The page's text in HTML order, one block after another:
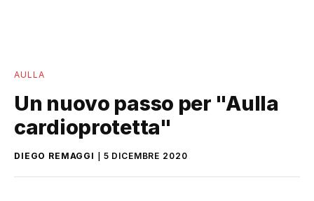
AULLA
Un nuovo passo per "Aulla
cardioprotetta"
DIEGO REMAGGI 5 DICEMBRE 2020